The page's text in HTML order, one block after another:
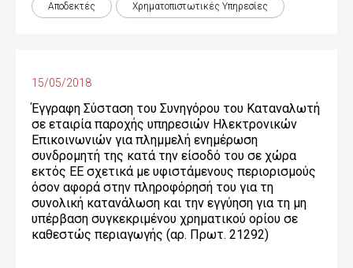
Αποδεκτές Χρηματοπιστωτικές Yπηρεσίες
15/05/2018
Έγγραφη Σύσταση του Συνηγόρου του Καταναλωτή
σε εταιρία παροχής υπηρεσιών Ηλεκτρονικών
Επικοινωνιών για πλημμελή ενημέρωση
συνδρομητή της κατά την είσοδό του σε χώρα
εκτός ΕΕ σχετικά με υφιστάμενους περιορισμούς
όσον αφορά στην πληροφόρησή του για τη
συνολική κατανάλωση και την εγγύηση για τη μη
υπέρβαση συγκεκριμένου χρηματικού ορίου σε
καθεστώς περιαγωγής (αρ. Πρωτ. 21292)